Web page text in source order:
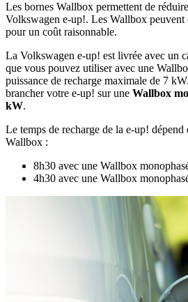
Les bornes Wallbox permettent de
Volkswagen e-up!. Les Wallbox peuvent
pour un coût raisonnable.
La Volkswagen e-up! est livrée avec un
que vous pouvez utiliser avec une
puissance de recharge maximale de 7
brancher votre e-up! sur une Wallbox
kW.
Le temps de recharge de la e-up! dépend
Wallbox :
8h30 avec une Wallbox
4h30 avec une Wallbox